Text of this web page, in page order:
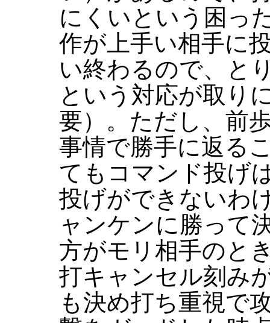
にくいという困っ
作が上手い相手に
い終わるので、と
という対応が取り
要）。ただし、前
事情で勝手に返る
てもコマンド投げ
投げができないわ
ャンケンに勝って
方がモリ相手のと
打キャンセル刻み
も決め打ち重視で